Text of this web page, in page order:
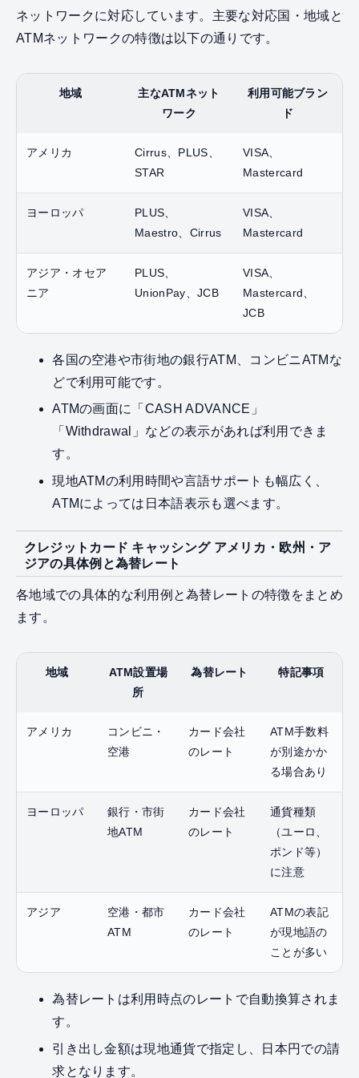
ネットワークに対応しています。主要な対応国・地域と
ATMネットワークの特徴は以下の通りです。
地域
主なATMネット
ワーク
利用可能ブラン
ド
アメリカ
Cirrus、PLUS、
STAR
VISA、
Mastercard
ヨーロッパ
PLUS、
Maestro、Cirrus
VISA、
Mastercard
アジア・オセア
ニア
PLUS、
UnionPay、JCB
VISA、
Mastercard、
JCB
各国の空港や市街地の銀行ATM、コンビニATMな
どで利用可能です。
ATMの画面に「CASH ADVANCE」
「Withdrawal」などの表示があれば利用できま
す。
現地ATMの利用時間や言語サポートも幅広く、
ATMによっては日本語表示も選べます。
クレジットカード キャッシング アメリカ・欧州・ア
ジアの具体例と為替レート
各地域での具体的な利用例と為替レートの特徴をまとめ
ます。
地域
ATM設置場
所
為替レート 特記事項
アメリカ
コンビニ・
空港
カード会社
のレート
ATM手数料
が別途かか
る場合あり
ヨーロッパ
銀行・市街
地ATM
カード会社
のレート
通貨種類
（ユーロ、
ポンド等）
に注意
アジア
空港・都市
ATM
カード会社
のレート
ATMの表記
が現地語の
ことが多い
為替レートは利用時点のレートで自動換算されま
す。
引き出し金額は現地通貨で指定し、日本円での請
求となります。